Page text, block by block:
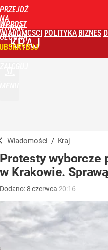
PRZEJDŹ
NA
STRONĘ
GŁÓWNĄ
WPROST
WIADOMOŚCI POLITYKA BIZNES
KRAJ
Wiadomości / Kraj
Protesty wyborcze
w Krakowie.
Dodano:8 czerwca 20:16